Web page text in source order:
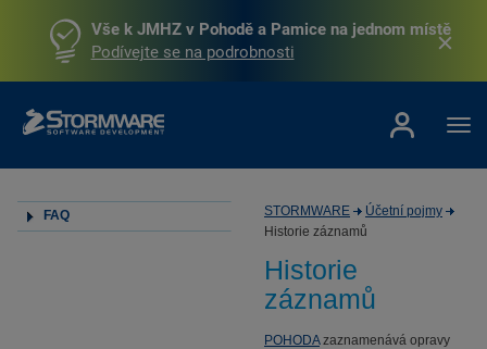
Vše k JMHZ v Pohodě a Pamice na jednom místě
Podívejte se na podrobnosti
FAQ STORMWARE
Účetní pojmy
Historie záznamů
Historie
záznamů
POHODAzaznamenává opravy